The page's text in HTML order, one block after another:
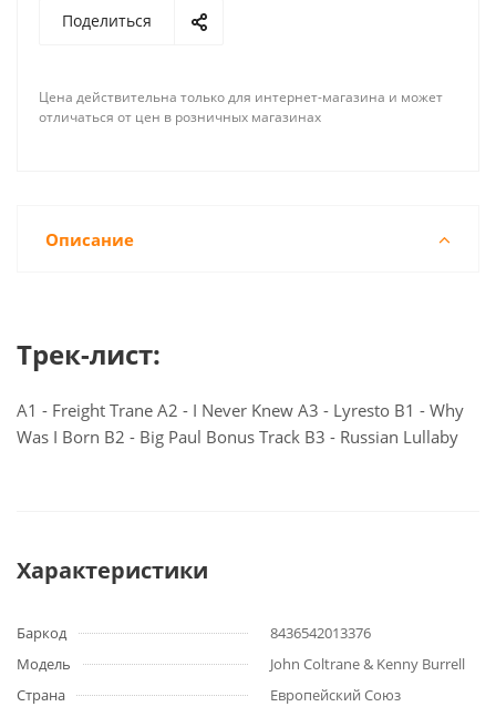
Поделиться
Цена действительна только для интернет-магазина и может
отличаться от цен в розничных магазинах
Описание
Трек-лист:
A1 - Freight Trane A2 - I Never Knew A3 - Lyresto B1 - Why
Was I Born B2 - Big Paul Bonus Track B3 - Russian Lullaby
Характеристики
Баркод
8436542013376
Модель
John Coltrane & Kenny Burrell
Страна
Европейский Союз